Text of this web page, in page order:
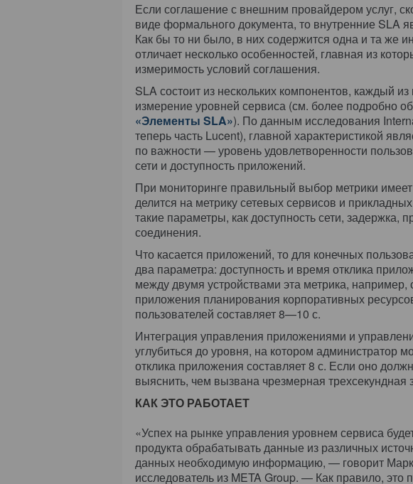
Если соглашение с внешним провайдером услуг,
виде формального документа, то внутренние
Как бы то ни было, в них содержится одна и та же
отличает несколько особенностей, главная из
измеримость условий соглашения.
SLA состоит из нескольких компонентов, каждый
измерение уровней сервиса (см. более подробно
«Элементы SLA»). По данным исследования
теперь часть Lucent), главной характеристикой
по важности — уровень удовлетворенности
сети и доступность приложений.
При мониторинге правильный выбор метрики
делится на метрику сетевых сервисов и
такие параметры, как доступность сети, задержка,
соединения.
Что касается приложений, то для конечных
два параметра: доступность и время отклика
между двумя устройствами эта метрика,
приложения планирования корпоративных
пользователей составляет 8—10 с.
Интеграция управления приложениями и
углубиться до уровня, на котором администратор
отклика приложения составляет 8 с. Если оно
выяснить, чем вызвана чрезмерная трехсекундная
КАК ЭТО РАБОТАЕТ
«Успех на рынке управления уровнем сервиса
продукта обрабатывать данные из различных
данных необходимую информацию, — говорит
исследователь из META Group. — Как правило, это